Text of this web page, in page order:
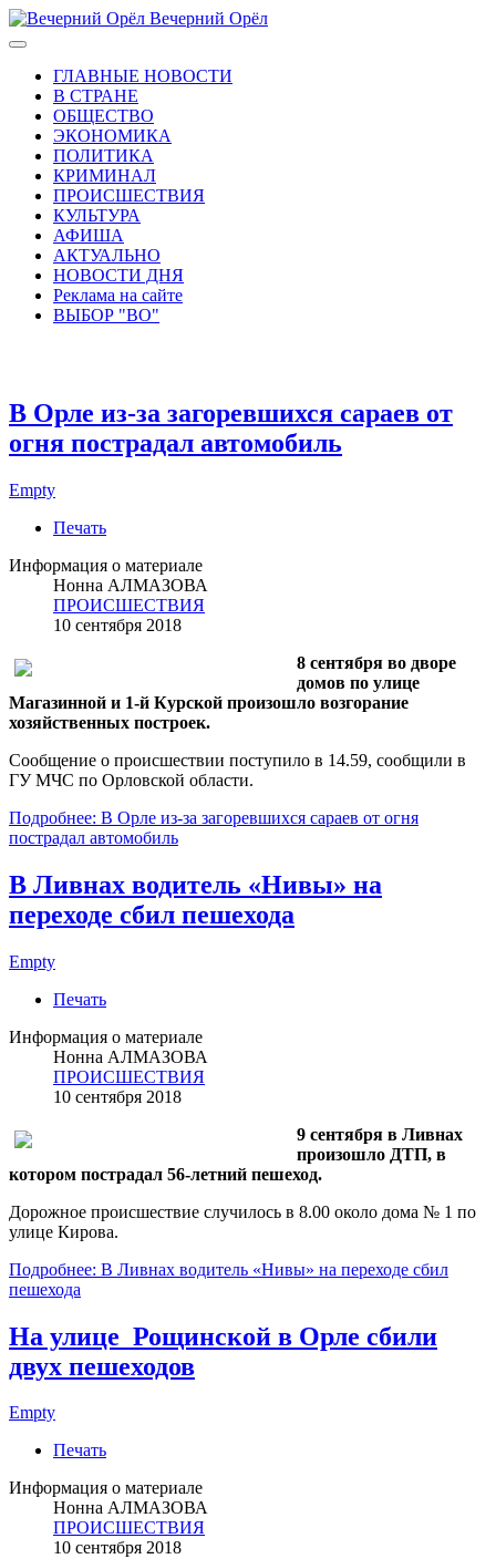
Вечерний Орёл
ГЛАВНЫЕ НОВОСТИ
В СТРАНЕ
ОБЩЕСТВО
ЭКОНОМИКА
ПОЛИТИКА
КРИМИНАЛ
ПРОИСШЕСТВИЯ
КУЛЬТУРА
АФИША
АКТУАЛЬНО
НОВОСТИ ДНЯ
Реклама на сайте
ВЫБОР "ВО"
В Орле из-за загоревшихся сараев от
огня пострадал автомобиль
Empty
Печать
Информация о материале
Нонна АЛМАЗОВА
ПРОИСШЕСТВИЯ
10 сентября 2018
8 сентября во дворе
домов по улице
Магазинной и 1-й Курской произошло возгорание
хозяйственных построек.
Сообщение о происшествии поступило в 14.59, сообщили в
ГУ МЧС по Орловской области.
Подробнее: В Орле из-за загоревшихся сараев от огня
пострадал автомобиль
В Ливнах водитель «Нивы» на
переходе сбил пешехода
Empty
Печать
Информация о материале
Нонна АЛМАЗОВА
ПРОИСШЕСТВИЯ
10 сентября 2018
9 сентября в Ливнах
произошло ДТП, в
котором пострадал 56-летний пешеход.
Дорожное происшествие случилось в 8.00 около дома № 1 по
улице Кирова.
Подробнее: В Ливнах водитель «Нивы» на переходе сбил
пешехода
На улице Рощинской в Орле сбили
двух пешеходов
Empty
Печать
Информация о материале
Нонна АЛМАЗОВА
ПРОИСШЕСТВИЯ
10 сентября 2018